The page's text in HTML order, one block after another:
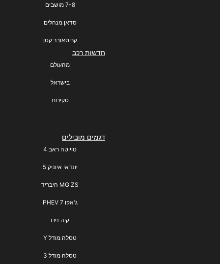
7-8 מושבים
סדאן מנהלים
קרוסאובר קטן
חדשות רכב
מהעולם
בישראל
סקירות
דגמים מובילים
טויוטה ראב 4
יונדאי איוניק 5
MG ZS היבריד
ג'אקו 7 PHEV
קיה נירו
טסלה מודל Y
טסלה מודל 3